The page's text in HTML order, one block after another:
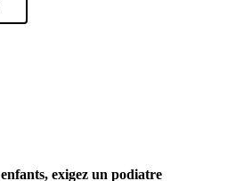
exigez un podiatre